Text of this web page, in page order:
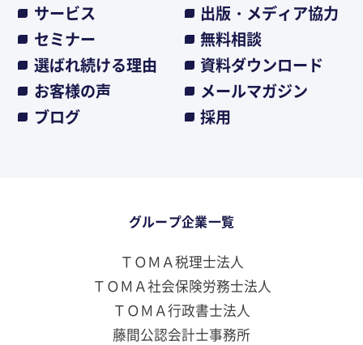
サービス
出版・メディア協力
セミナー
無料相談
選ばれ続ける理由
資料ダウンロード
お客様の声
メールマガジン
ブログ
採用
グループ企業一覧
ＴＯＭＡ税理士法人
ＴＯＭＡ社会保険労務士法人
ＴＯＭＡ行政書士法人
藤間公認会計士事務所